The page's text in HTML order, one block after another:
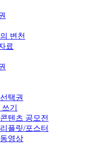
변천
료
택권
기
텐츠 공모전
플릿/포스터
영상